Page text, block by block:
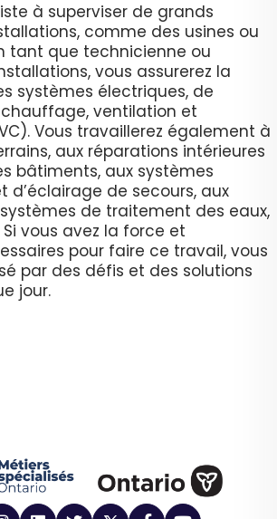
à superviser de grands
comme des usines ou
tant que technicienne ou
vous assurerez la
systèmes électriques, de
ventilation et
Vous travaillerez également à
aux réparations intérieures
bâtiments, aux systèmes
d’éclairage de secours, aux
de traitement des eaux,
vous avez la force et
pour faire ce travail, vous
par des défis et des solutions
jour.